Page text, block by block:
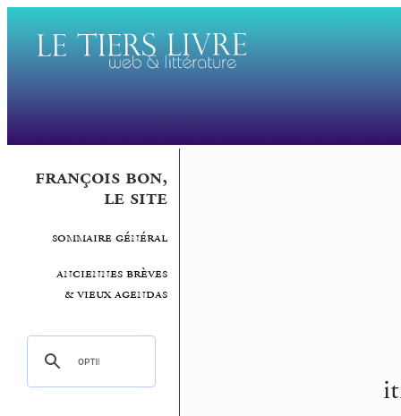
françois bon,
le site
sommaire général
anciennes brèves
& vieux agendas